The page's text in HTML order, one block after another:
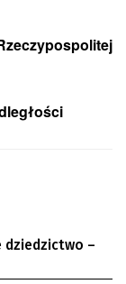
dziedzictwo –